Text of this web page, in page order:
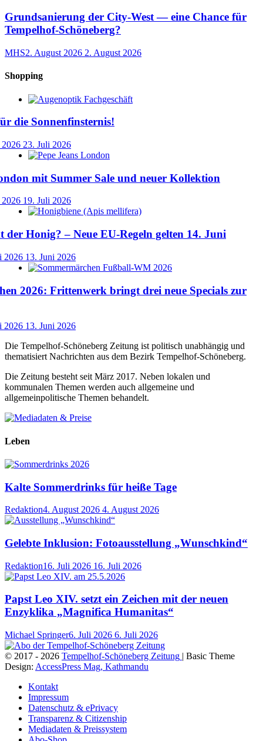
Grundsanierung der City-West — eine Chance für
Tempelhof-Schöneberg?
MHS2. August 2026 2. August 2026
Shopping
die Sonnenfinsternis!
23. Juli 2026
mit Summer Sale und neuer Kollektion
19. Juli 2026
der Honig? – Neue EU-Regeln gelten 14. Juni
2026 13. Juni 2026
2026: Frittenwerk bringt drei neue Specials zur
2026 13. Juni 2026
Die Tempelhof-Schöneberg Zeitung ist politisch unabhängig und
thematisiert Nachrichten aus dem Bezirk Tempelhof-Schöneberg.
Die Zeitung besteht seit März 2017. Neben lokalen und
kommunalen Themen werden auch allgemeine und
allgemeinpolitische Themen behandelt.
Leben
Kalte Sommerdrinks für heiße Tage
Redaktion4. August 2026 4. August 2026
Gelebte Inklusion: Fotoausstellung „Wunschkind“
Redaktion16. Juli 2026 16. Juli 2026
Papst Leo XIV. setzt ein Zeichen mit der neuen
Enzyklika „Magnifica Humanitas“
Michael Springer6. Juli 2026 6. Juli 2026
© 2017 - 2026 Tempelhof-Schöneberg Zeitung | Basic Theme
Design: AccessPress Mag, Kathmandu
Kontakt
Impressum
Datenschutz & ePrivacy
Transparenz & Citizenship
Mediadaten & Preissystem